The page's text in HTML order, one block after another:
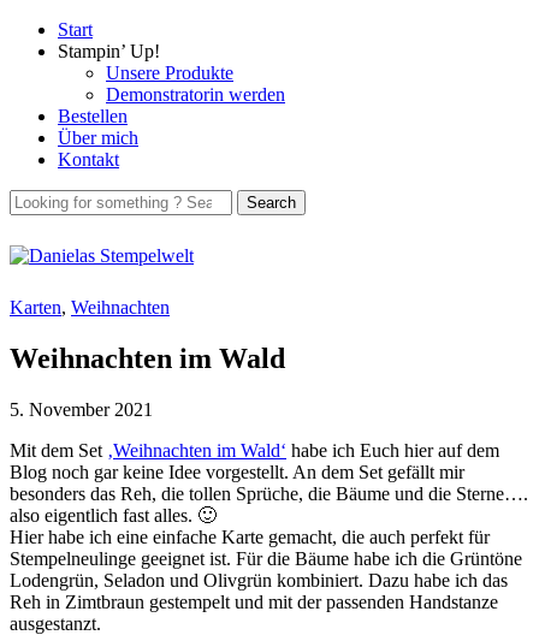
Start
Stampin’ Up!
Unsere Produkte
Demonstratorin werden
Bestellen
Über mich
Kontakt
Karten, Weihnachten
Weihnachten im Wald
5. November 2021
Mit dem Set ‚Weihnachten im Wald‘ habe ich Euch hier auf dem
Blog noch gar keine Idee vorgestellt. An dem Set gefällt mir
besonders das Reh, die tollen Sprüche, die Bäume und die Sterne….
also eigentlich fast alles. 🙂
Hier habe ich eine einfache Karte gemacht, die auch perfekt für
Stempelneulinge geeignet ist. Für die Bäume habe ich die Grüntöne
Lodengrün, Seladon und Olivgrün kombiniert. Dazu habe ich das
Reh in Zimtbraun gestempelt und mit der passenden Handstanze
ausgestanzt.